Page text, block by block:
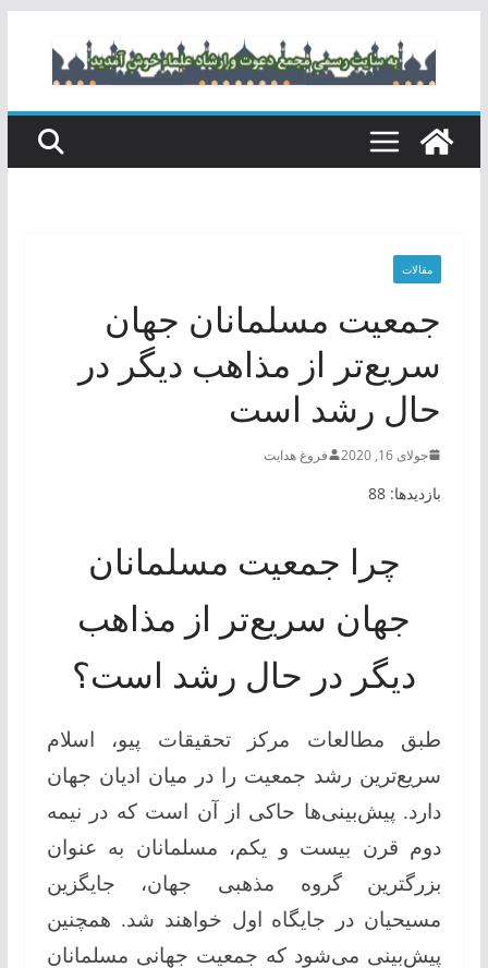
مقالات
جمعیت مسلمانان جهان
سریع‌تر از مذاهب‌ دیگر در
حال رشد است
جولای 16, 2020 فروغ هدایت
بازدیدها: 88
چرا جمعیت مسلمانان
جهان سریع‌تر از مذاهب‌
دیگر در حال رشد است؟
طبق مطالعات مرکز تحقیقات پیو، اسلام
سریع‌ترین رشد جمعیت را در میان ادیان جهان
دارد. پیش‌بینی‌ها حاکی از آن است که در نیمه
دوم قرن بیست و یکم، مسلمانان به عنوان
بزرگترین گروه مذهبی جهان، جایگزین
مسیحیان در جایگاه اول خواهند شد. همچنین
پیش‌بینی می‌شود که جمعیت جهانی مسلمانان